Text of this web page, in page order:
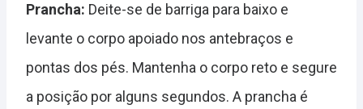
Prancha: Deite-se de barriga para baixo e
levante o corpo apoiado nos antebraços e
pontas dos pés. Mantenha o corpo reto e segure
a posição por alguns segundos. A prancha é